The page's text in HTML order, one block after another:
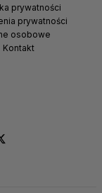
prywatności
prywatności
osobowe
Kontakt